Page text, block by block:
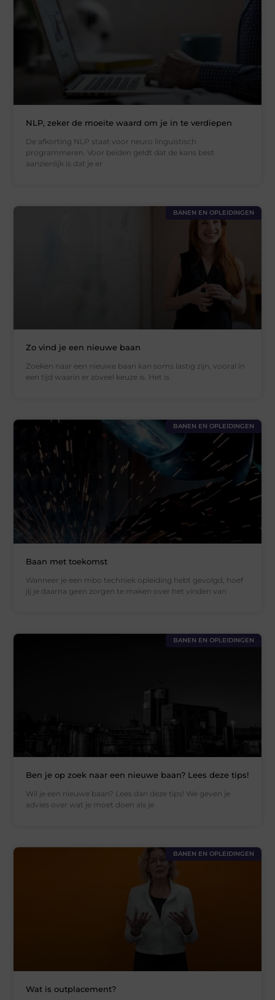
NLP, zeker de moeite waard om je in te verdiepen
De afkorting NLP staat voor neuro linguïstisch
programmeren. Voor beiden geldt dat de kans best
aanzienlijk is dat je er
BANEN EN OPLEIDINGEN
Zo vind je een nieuwe baan
Zoeken naar een nieuwe baan kan soms lastig zijn, vooral in
een tijd waarin er zoveel keuze is. Het is
BANEN EN OPLEIDINGEN
Baan met toekomst
Wanneer je een mbo techniek opleiding hebt gevolgd, hoef
jij je daarna geen zorgen te maken over het vinden van
BANEN EN OPLEIDINGEN
Ben je op zoek naar een nieuwe baan? Lees deze tips!
Wil je een nieuwe baan? Lees dan deze tips! We geven je
advies over wat je moet doen als je
BANEN EN OPLEIDINGEN
Wat is outplacement?